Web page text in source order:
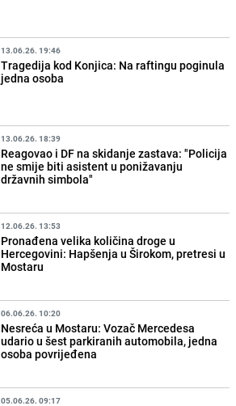
13.06.26. 19:46
Tragedija kod Konjica: Na raftingu poginula
jedna osoba
13.06.26. 18:39
Reagovao i DF na skidanje zastava: "Policija
ne smije biti asistent u ponižavanju
državnih simbola"
12.06.26. 13:53
Pronađena velika količina droge u
Hercegovini: Hapšenja u Širokom, pretresi u
Mostaru
06.06.26. 10:20
Nesreća u Mostaru: Vozač Mercedesa
udario u šest parkiranih automobila, jedna
osoba povrijeđena
05.06.26. 09:17